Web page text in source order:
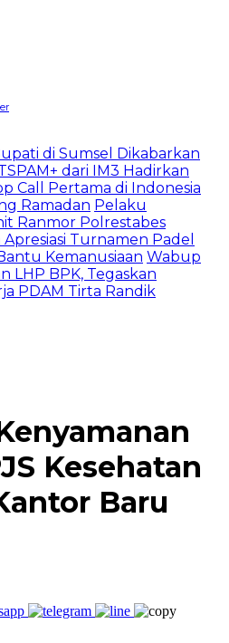
di Sumsel Dikabarkan
dari IM3 Hadirkan
Call Pertama di Indonesia
Ramadan Pelaku
Ranmor Polrestabes
Turnamen Padel
Kemanusiaan Wabup
LHP BPK, Tegaskan
PDAM Tirta Randik
Kesehatan
Baru